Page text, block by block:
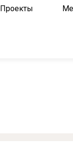
Проекты